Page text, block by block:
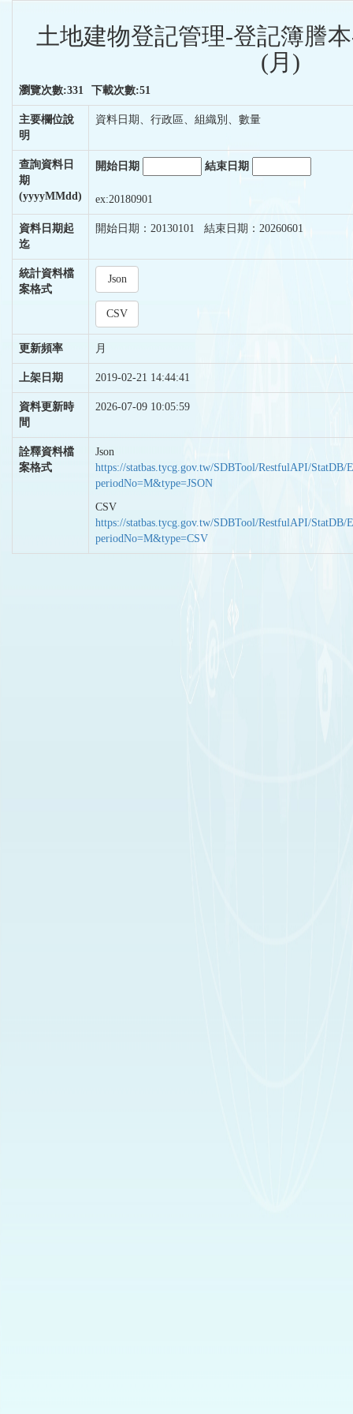
土地建物登記管理-登記簿謄
(月)
瀏覽次數:331 下載次數:51
主要欄位說
明
資料日期、行政區、組織別、數量
查詢資料日
期
(yyyyMMdd)
開始日期 結束日期
ex:20180901
資料日期起
迄
開始日期：20130101 結束日期：20260601
統計資料檔
案格式
Json
CSV
更新頻率 月
上架日期 2019-02-21 14:44:41
資料更新時
間
2026-07-09 10:05:59
詮釋資料檔
案格式
Json
https://statbas.tycg.gov.tw/SDBTool/RestfulAPI/StatDB/
periodNo=M&type=JSON
CSV
https://statbas.tycg.gov.tw/SDBTool/RestfulAPI/StatDB/
periodNo=M&type=CSV